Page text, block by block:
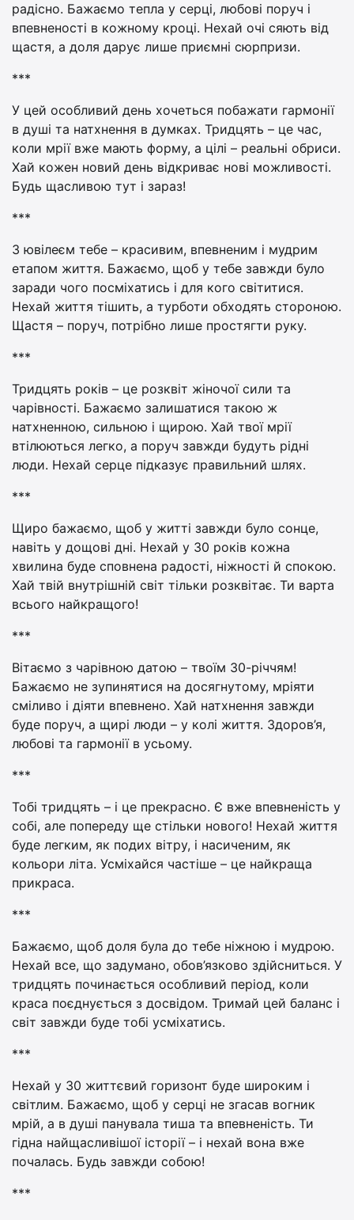
радісно. Бажаємо тепла у серці, любові поруч і
впевненості в кожному кроці. Нехай очі сяють від
щастя, а доля дарує лише приємні сюрпризи.
***
У цей особливий день хочеться побажати гармонії
в душі та натхнення в думках. Тридцять – це час,
коли мрії вже мають форму, а цілі – реальні обриси.
Хай кожен новий день відкриває нові можливості.
Будь щасливою тут і зараз!
***
З ювілеєм тебе – красивим, впевненим і мудрим
етапом життя. Бажаємо, щоб у тебе завжди було
заради чого посміхатись і для кого світитися.
Нехай життя тішить, а турботи обходять стороною.
Щастя – поруч, потрібно лише простягти руку.
***
Тридцять років – це розквіт жіночої сили та
чарівності. Бажаємо залишатися такою ж
натхненною, сильною і щирою. Хай твої мрії
втілюються легко, а поруч завжди будуть рідні
люди. Нехай серце підказує правильний шлях.
***
Щиро бажаємо, щоб у житті завжди було сонце,
навіть у дощові дні. Нехай у 30 років кожна
хвилина буде сповнена радості, ніжності й спокою.
Хай твій внутрішній світ тільки розквітає. Ти варта
всього найкращого!
***
Вітаємо з чарівною датою – твоїм 30-річчям!
Бажаємо не зупинятися на досягнутому, мріяти
сміливо і діяти впевнено. Хай натхнення завжди
буде поруч, а щирі люди – у колі життя. Здоров’я,
любові та гармонії в усьому.
***
Тобі тридцять – і це прекрасно. Є вже впевненість у
собі, але попереду ще стільки нового! Нехай життя
буде легким, як подих вітру, і насиченим, як
кольори літа. Усміхайся частіше – це найкраща
прикраса.
***
Бажаємо, щоб доля була до тебе ніжною і мудрою.
Нехай все, що задумано, обов’язково здійсниться. У
тридцять починається особливий період, коли
краса поєднується з досвідом. Тримай цей баланс і
світ завжди буде тобі усміхатись.
***
Нехай у 30 життєвий горизонт буде широким і
світлим. Бажаємо, щоб у серці не згасав вогник
мрій, а в душі панувала тиша та впевненість. Ти
гідна найщасливішої історії – і нехай вона вже
почалась. Будь завжди собою!
***